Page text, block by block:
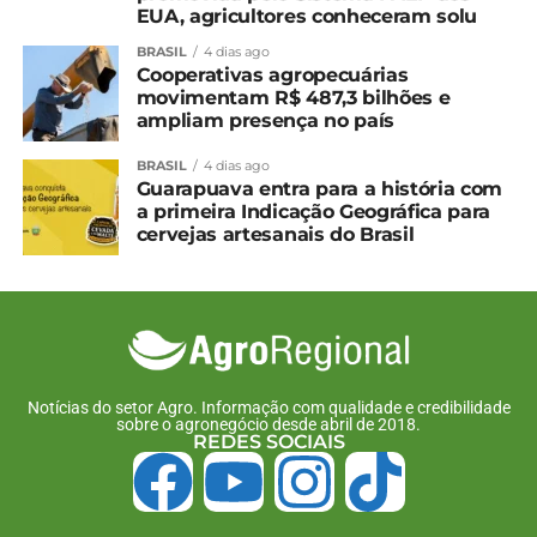
COOPERATIVA COOPERALIANÇA
Guarapuava (PR), atua há mais de 16 anos no
segmento de carnes nobres, destacando-se
nacionalmente pela excelência de sua produção. A
alta qualidade dos produtos da CooperAliança é
resultado de diversos protocolos, que incluem
assistência técnica personalizada aos cooperados,
exigentes normas industriais e um inovador
EUA, agricultores conheceram solu
BRASIL 4 dias ago
Cooperativas agropecuárias
movimentam R$ 487,3 bilhões e
ampliam presença no país
BRASIL 4 dias ago
Guarapuava entra para a história com
a primeira Indicação Geográfica para
cervejas artesanais do Brasil
Notícias do setor Agro. Informação com qualidade e credibilidade
sobre o agronegócio desde abril de 2018.
REDES SOCIAIS